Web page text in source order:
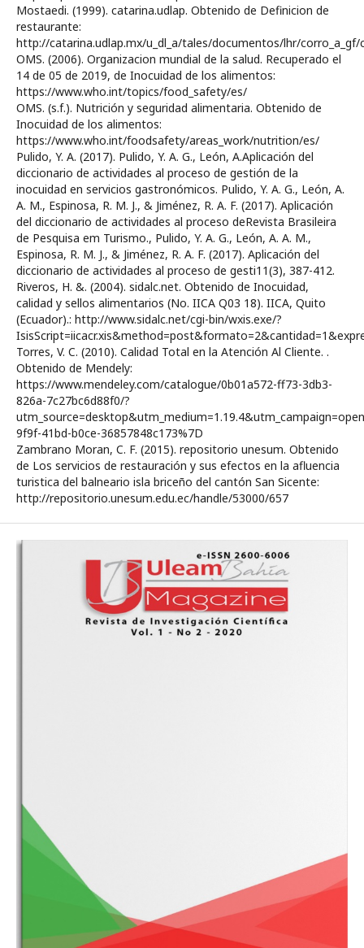
Mostaedi. (1999). catarina.udlap. Obtenido de Definicion de
restaurante:
http://catarina.udlap.mx/u_dl_a/tales/documentos/lhr/corro_a_gf/
OMS. (2006). Organizacion mundial de la salud. Recuperado el
14 de 05 de 2019, de Inocuidad de los alimentos:
https://www.who.int/topics/food_safety/es/
OMS. (s.f.). Nutrición y seguridad alimentaria. Obtenido de
Inocuidad de los alimentos:
https://www.who.int/foodsafety/areas_work/nutrition/es/
Pulido, Y. A. (2017). Pulido, Y. A. G., León, A.Aplicación del
diccionario de actividades al proceso de gestión de la
inocuidad en servicios gastronómicos. Pulido, Y. A. G., León, A.
A. M., Espinosa, R. M. J., & Jiménez, R. A. F. (2017). Aplicación
del diccionario de actividades al proceso deRevista Brasileira
de Pesquisa em Turismo., Pulido, Y. A. G., León, A. A. M.,
Espinosa, R. M. J., & Jiménez, R. A. F. (2017). Aplicación del
diccionario de actividades al proceso de gesti11(3), 387-412.
Riveros, H. &. (2004). sidalc.net. Obtenido de Inocuidad,
calidad y sellos alimentarios (No. IICA Q03 18). IICA, Quito
(Ecuador).: http://www.sidalc.net/cgi-bin/wxis.exe/?
Torres, V. C. (2010). Calidad Total en la Atención Al Cliente. .
Obtenido de Mendely:
https://www.mendeley.com/catalogue/0b01a572-ff73-3db3-
826a-7c27bc6d88f0/?
9f9f-41bd-b0ce-36857848c173%7D
Zambrano Moran, C. F. (2015). repositorio unesum. Obtenido
de Los servicios de restauración y sus efectos en la afluencia
turistica del balneario isla briceño del cantón San Sicente:
http://repositorio.unesum.edu.ec/handle/53000/657